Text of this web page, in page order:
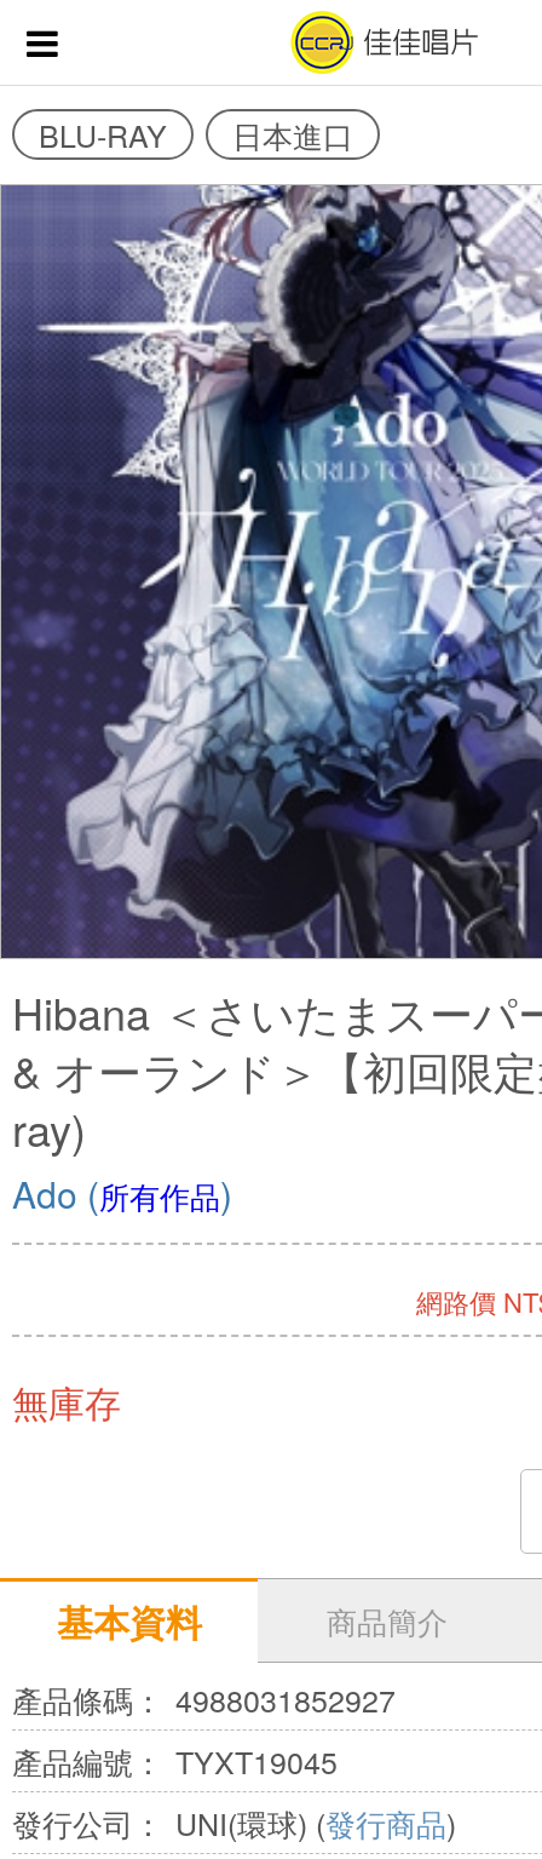
BLU-RAY 日本進口
Hibana ＜さいたまスーパ
& オーランド＞【初回限
ray)
Ado (所有作品)
網路價
無庫存
基本資料
商品簡介
產品條碼： 4988031852927
產品編號： TYXT19045
發行公司：
UNI(環球) (發行商品)